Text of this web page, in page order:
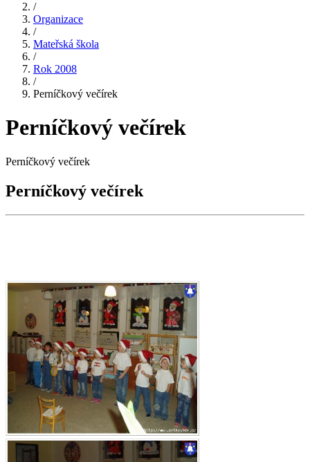
/
Organizace
/
Mateřská škola
/
Rok 2008
/
Perníčkový večírek
Perníčkový večírek
Perníčkový večírek
Perníčkový večírek